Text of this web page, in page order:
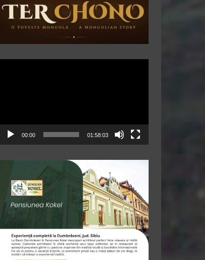
00:00 01:58:03